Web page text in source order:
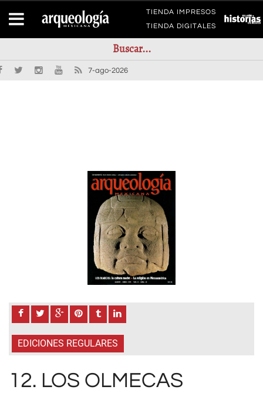
TIENDA IMPRESOS
TIENDA DIGITALES
7-ago-2026
EDICIONES REGULARES
12. LOS OLMECAS